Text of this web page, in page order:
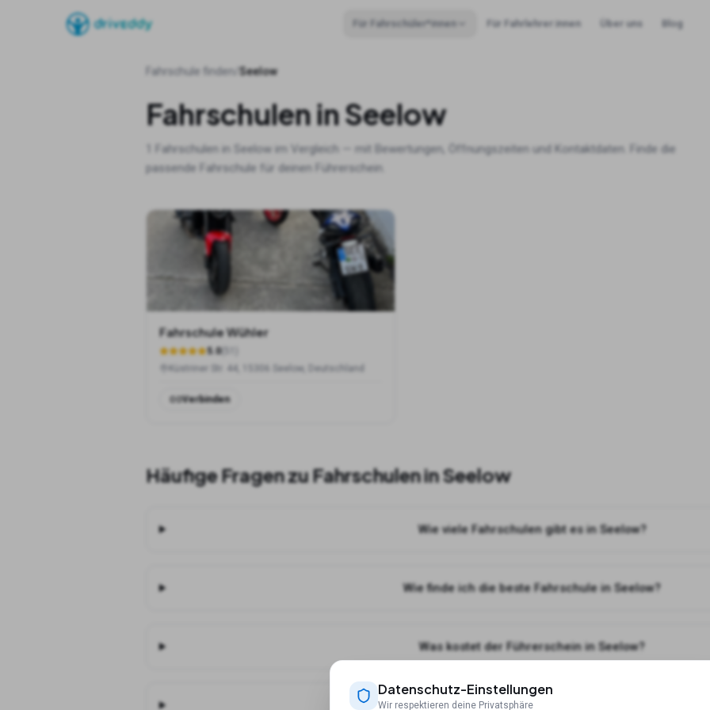
Für Fahrschüler*innen Für Fahrlehrer:innen Über uns Blog
Fahrschule finden Seelow
Fahrschulen inSeelow
Fahrschulen in Seelow im Vergleich — mit Bewertungen, Öffnungszeiten und Kontaktdaten. Finde die
passende Fahrschule für deinen Führerschein.
Fahrschule Wühler
5.0
Küstriner Str. 44, 15306 Seelow, Deutschland
Verbinden
Häufige Fragen zu Fahrschulen inSeelow
Wie viele Fahrschulen gibt es in Seelow?
Wie finde ich die beste Fahrschule in Seelow?
Was kostet der Führerschein in Seelow?
Kann ich online Theorie lernen für meine Fahrschule in
Datenschutz-Einstellungen
Wir respektieren deine Privatsphäre